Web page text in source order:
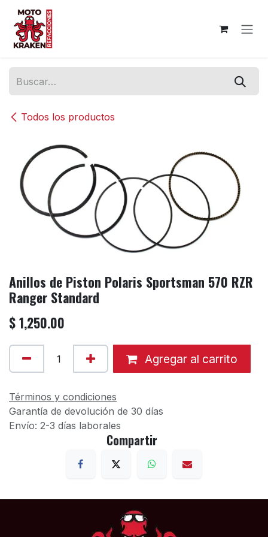
Ir al contenido
Todos los productos
Anillos de Piston Polaris Sportsman 570 RZR
Ranger Standard
$1,250.00
Agregar al carrito
Términos y condiciones
Garantía de devolución de 30 días
Envío: 2-3 días laborales
Compartir